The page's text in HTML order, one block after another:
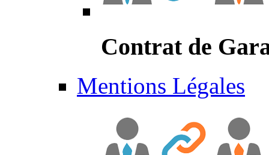
Contrat de
Mentions Légales